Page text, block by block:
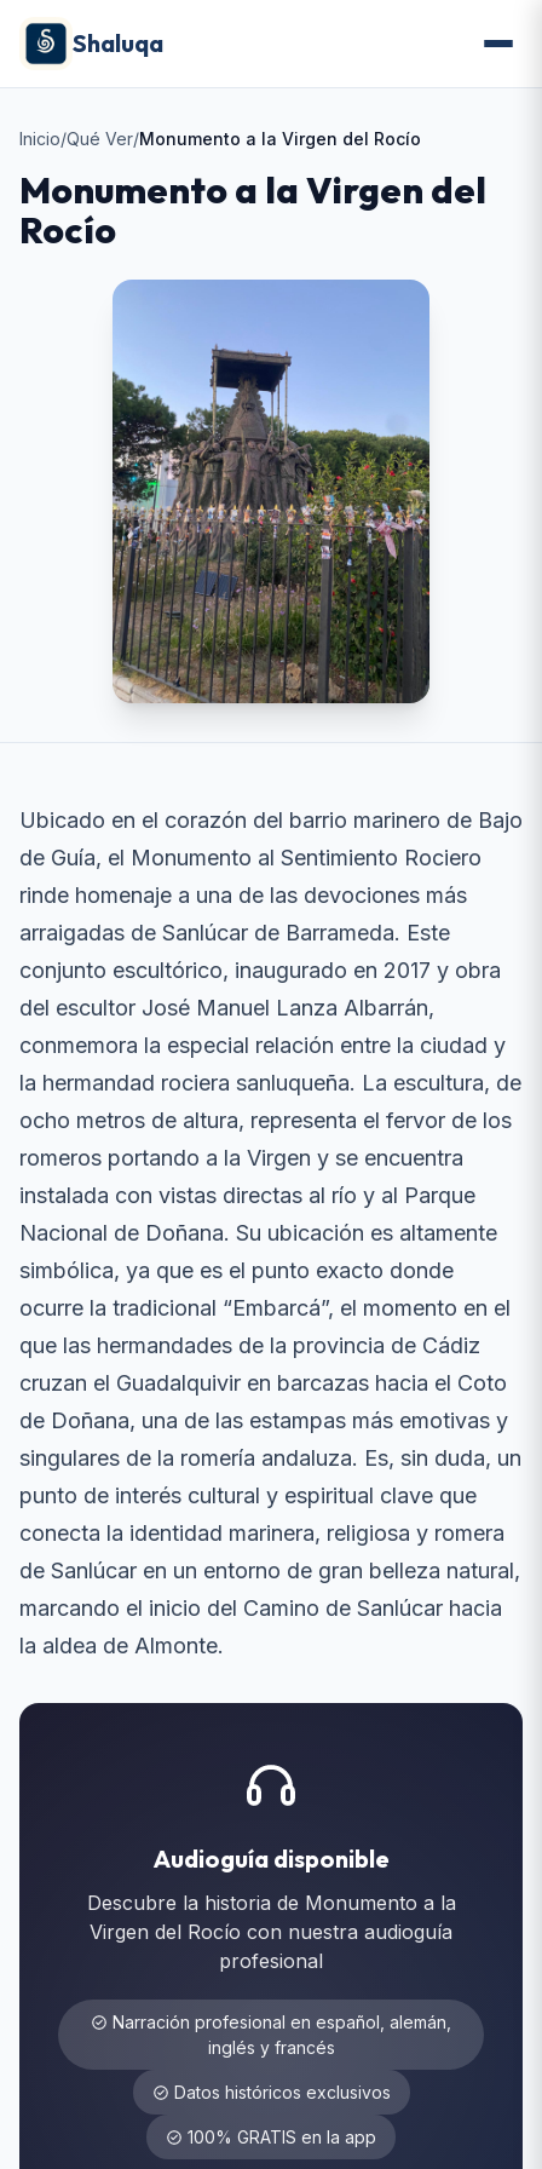
Shaluqa
Inicio/Qué Ver/Monumento a la Virgen del Rocío
Monumento a la Virgen del
Rocío
Ubicado en el corazón del barrio marinero de Bajo
de Guía, el Monumento al Sentimiento Rociero
rinde homenaje a una de las devociones más
arraigadas de Sanlúcar de Barrameda. Este
conjunto escultórico, inaugurado en 2017 y obra
del escultor José Manuel Lanza Albarrán,
conmemora la especial relación entre la ciudad y
la hermandad rociera sanluqueña. La escultura, de
ocho metros de altura, representa el fervor de los
romeros portando a la Virgen y se encuentra
instalada con vistas directas al río y al Parque
Nacional de Doñana. Su ubicación es altamente
simbólica, ya que es el punto exacto donde
ocurre la tradicional “Embarcá”, el momento en el
que las hermandades de la provincia de Cádiz
cruzan el Guadalquivir en barcazas hacia el Coto
de Doñana, una de las estampas más emotivas y
singulares de la romería andaluza. Es, sin duda, un
punto de interés cultural y espiritual clave que
conecta la identidad marinera, religiosa y romera
de Sanlúcar en un entorno de gran belleza natural,
marcando el inicio del Camino de Sanlúcar hacia
la aldea de Almonte.
Audioguía disponible
Descubre la historia de Monumento a la
Virgen del Rocío con nuestra audioguía
profesional
Narración profesional en español, alemán,
inglés y francés
Datos históricos exclusivos
100% GRATIS en la app